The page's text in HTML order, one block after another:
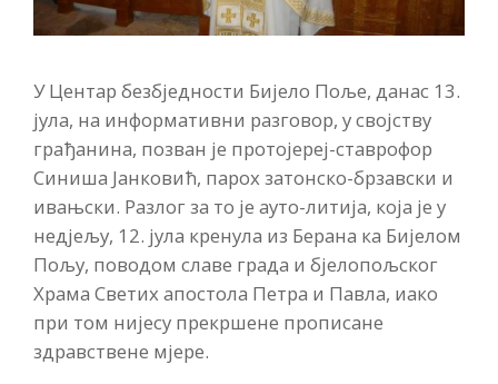
У Центар безбједности Бијело Поље, данас 13.
јула, на информативни разговор, у својству
грађанина, позван је протојереј-ставрофор
Синиша Јанковић, парох затонско-брзавски и
ивањски. Разлог за то је ауто-литија, која је у
недјељу, 12. јула кренула из Берана ка Бијелом
Пољу, поводом славе града и бјелопољског
Храма Светих апостола Петра и Павла, иако
при том нијесу прекршене прописане
здравствене мјере.